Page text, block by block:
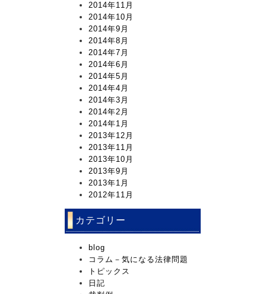
2014年11月
2014年10月
2014年9月
2014年8月
2014年7月
2014年6月
2014年5月
2014年4月
2014年3月
2014年2月
2014年1月
2013年12月
2013年11月
2013年10月
2013年9月
2013年1月
2012年11月
カテゴリー
blog
コラム－気になる法律問題
トピックス
日記